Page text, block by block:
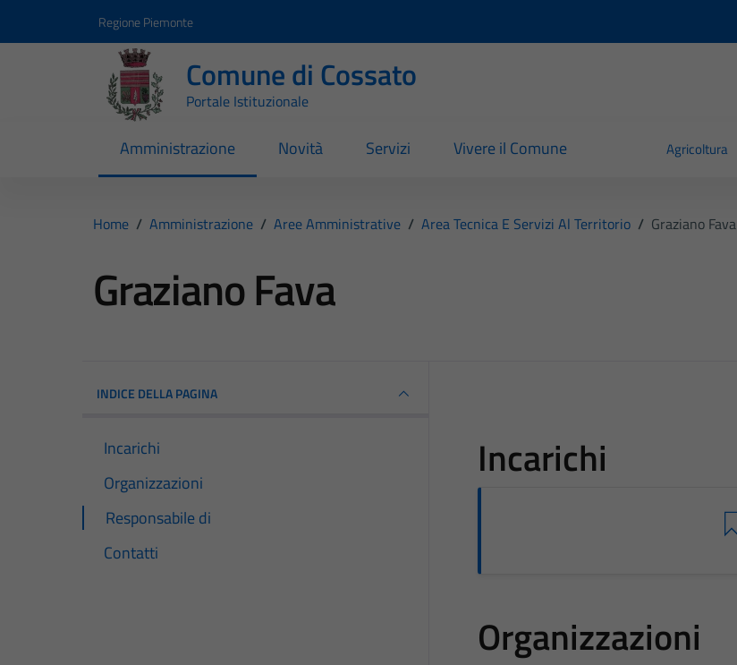
Regione Piemonte
Comune di Cossato
Portale Istituzionale
Amministrazione Novità Servizi Vivere il Comune Agricoltura
Home / Amministrazione / Aree Amministrative / Area Tecnica E Servizi Al Territorio / Graziano Fava
Graziano Fava
INDICE DELLA PAGINA
Incarichi
Organizzazioni
Responsabile di
Contatti
Incarichi
Organizzazioni